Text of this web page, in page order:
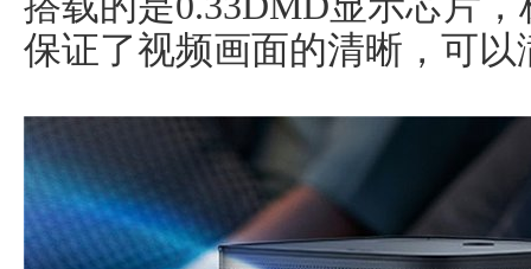
保证了视频画面的清晰，可